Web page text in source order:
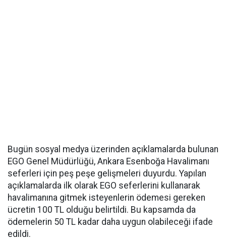
Bugün sosyal medya üzerinden açıklamalarda bulunan
EGO Genel Müdürlüğü, Ankara Esenboğa Havalimanı
seferleri için peş peşe gelişmeleri duyurdu. Yapılan
açıklamalarda ilk olarak EGO seferlerini kullanarak
havalimanına gitmek isteyenlerin ödemesi gereken
ücretin 100 TL olduğu belirtildi. Bu kapsamda da
ödemelerin 50 TL kadar daha uygun olabileceği ifade
edildi.